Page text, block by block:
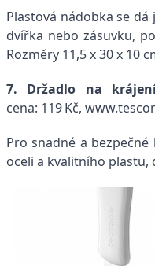
Plastová nádobka se
dvířka nebo zásuvku,
Rozměry 11,5 x 30 x 10
7. Držadlo na
cena: 119 Kč,
Pro snadné a
oceli a kvalitního plastu,